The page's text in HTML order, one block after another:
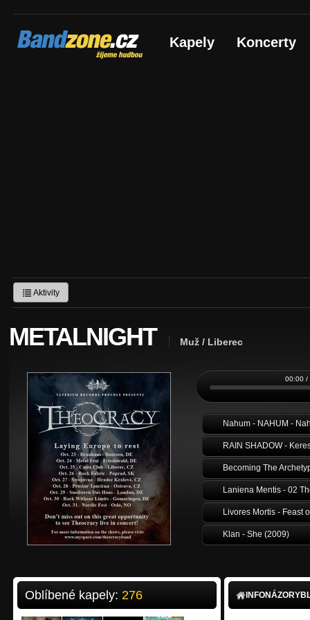
Bandzone.cz
žijeme hudbou Kapely Koncerty
Aktivity
METALNIGHT Muž / Liberec
00:00 /
RAIN SHADOW -
Becoming The
Laniena Mentis - 02
Livores Mortis - Feast
Klan - She (2009)
V.A.R. - Věci vostrý
Sagittari -
Oblíbené kapely: 276 INFONÁZORY